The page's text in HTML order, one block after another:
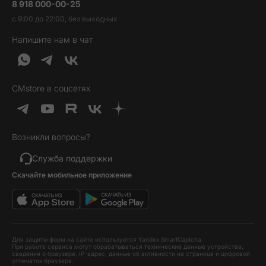
Наушники и колонки
Гаджеты
Услуги и софт
Идеи подарков
Товары дня
Выгодные комплекты
Хиты продаж
Уценка
Трейд-ин
Гарантия и возврат
Доставка и оплата
Кредит и рассрочка
Вакансии
Контакты
Обратная связь
О нас
8 918 000-00-25
с 9:00 до 22:00, без выходных
Напишите нам в чат
CMstore в соцсетях
Возникли вопросы?
Служба поддержки
Скачайте мобильное приложение
Для защиты форм на сайте используется Yandex SmartCaptcha.
При работе сервиса могут обрабатываться технические данные устройства,
сведения о браузере, IP-адрес, данные об активности на странице и цифровой
отпечаток браузера.